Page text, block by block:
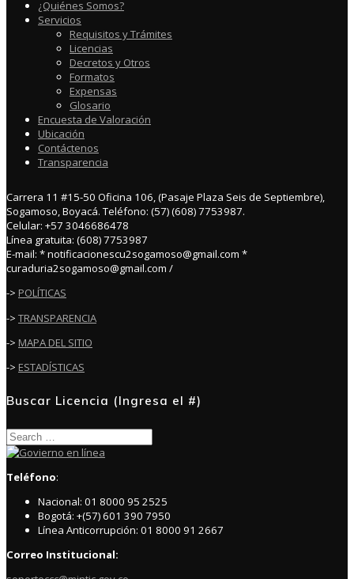
¿Quiénes Somos?
Servicios
Requisitos y Trámites
Licencias
Decretos y Otros
Formatos
Expensas
Glosario
Encuesta de Valoración
Ubicación
Contáctenos
Transparencia
Carrera 11 #15-50 Oficina 106, (Pasaje Plaza Seis de Septiembre),
Sogamoso, Boyacá. Teléfono: (57) (608) 7753987.
Celular: +57 3046686478
Línea gratuita: (608) 7753987
E-mail: * notificacionescu2sogamoso@gmail.com *
curaduria2sogamoso@gmail.com /
-> POLÍTICAS
-> TRANSPARENCIA
-> MAPA DEL SITIO
-> ESTADÍSTICAS
Buscar Licencia (Ingresa el #)
Search
for:
Teléfono:
Nacional: 01 8000 95 2525
Bogotá: +(57) 601 390 7950
Línea Anticorrupción: 01 8000 91 2667
Correo Institucional: